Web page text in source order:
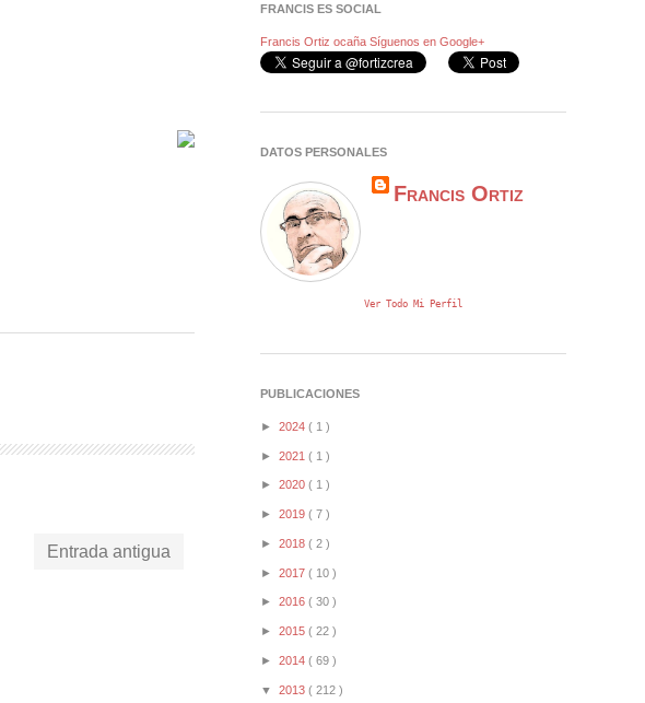
Entrada antigua
FRANCIS ES SOCIAL
Francis Ortiz ocaña Síguenos en Google+
DATOS PERSONALES
Francis Ortiz
Ver Todo Mi Perfil
PUBLICACIONES
► 2024 ( 1 )
► 2021 ( 1 )
► 2020 ( 1 )
► 2019 ( 7 )
► 2018 ( 2 )
► 2017 ( 10 )
► 2016 ( 30 )
► 2015 ( 22 )
► 2014 ( 69 )
▼ 2013 ( 212 )